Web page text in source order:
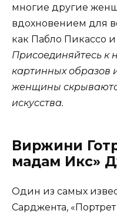
многие другие
вдохновением для
как Пабло Пикассо
Присоединяйтесь к
картинных образов
женщины
искусства.
Виржини
мадам Икс»
Один из самых
Сарджента,